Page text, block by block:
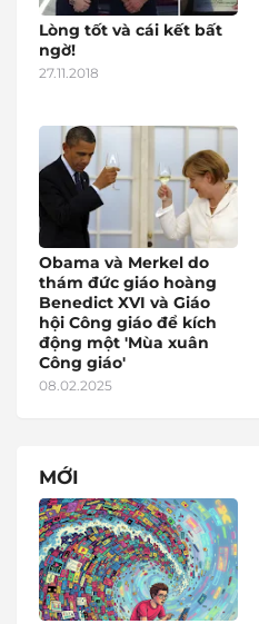
Lòng tốt và cái kết bất
ngờ!
27.11.2018
Obama và Merkel do
thám đức giáo hoàng
Benedict XVI và Giáo
hội Công giáo để kích
động một 'Mùa xuân
Công giáo'
08.02.2025
MỚI